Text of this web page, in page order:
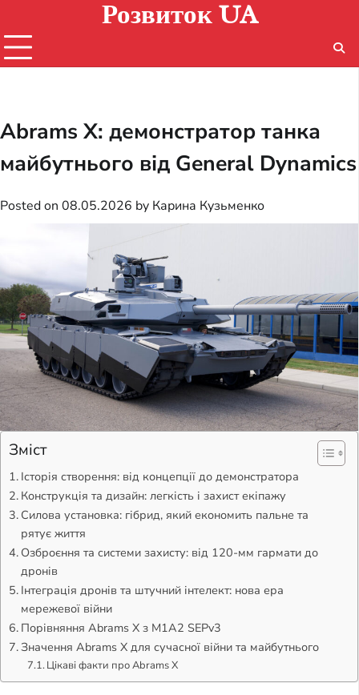
content
Розвиток UA
Abrams X: демонстратор танка
майбутнього від General Dynamics
Posted on 08.05.2026 by Карина Кузьменко
Зміст
Історія створення: від концепції до демонстратора
Конструкція та дизайн: легкість і захист екіпажу
Силова установка: гібрид, який економить пальне та
рятує життя
Озброєння та системи захисту: від 120-мм гармати до
дронів
Інтеграція дронів та штучний інтелект: нова ера
мережевої війни
Порівняння Abrams X з M1A2 SEPv3
Значення Abrams X для сучасної війни та майбутнього
Цікаві факти про Abrams X